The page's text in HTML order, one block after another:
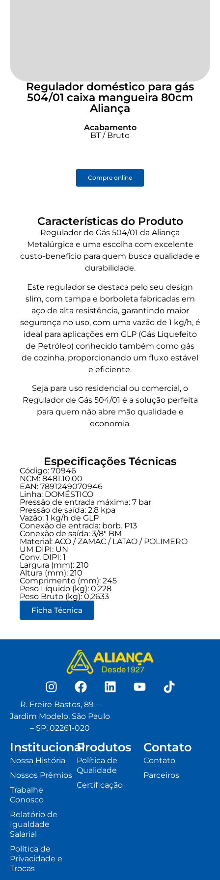
Regulador doméstico para gás
504/01 caixa mangueira 80cm
Aliança
Acabamento
BT / Bruto
Compre online
Características do Produto
Regulador de Gás 504/01 da Aliança
Metalúrgica e uma escolha com excelente
custo-benefício para quem busca qualidade e
durabilidade.
Este regulador se destaca pelo seu design
slim, com tampa e borboleta fabricadas em
aço de alta resistência, garantindo maior
segurança no uso, com uma vazão de 1 kg/h, é
ideal para aplicações em GLP (Gás Liquefeito
de Petróleo) conhecido também como gás
de cozinha, proporcionando um fluxo estável
e eficiente.
Seja para uso residencial ou comercial, o
Regulador de Gás 504/01 é a solução perfeita
para quem não abre mão qualidade e
economia.
Especificações Técnicas
Código: 70946
NCM: 8481.10.00
EAN: 7891249070946
Linha: DOMÉSTICO
Pressão de entrada máxima: 7 bar
Pressão de saída: 2,8 kpa
Vazão: 1 kg/h de GLP
Conexão de entrada: borb. P13
Conexão de saída: 3/8" BM
Material: ACO / ZAMAC / LATAO / POLIMERO
UM DIPI: UN
Conv. DIPI: 1
Largura (mm): 210
Altura (mm): 210
Comprimento (mm): 245
Peso Líquido (kg): 0,228
Peso Bruto (kg): 0,2633
Ficha Técnica
R. Freire Bastos, 89 –
Jardim Modelo, São Paulo
– SP, 02261-020
Institucional
Nossa História
Nossos Prêmios
Trabalhe
Conosco
Relatório de
Igualdade
Salarial
Política de
Privacidade e
Trocas
Produtos
Política de
Qualidade
Certificação
Contato
Contato
Parceiros